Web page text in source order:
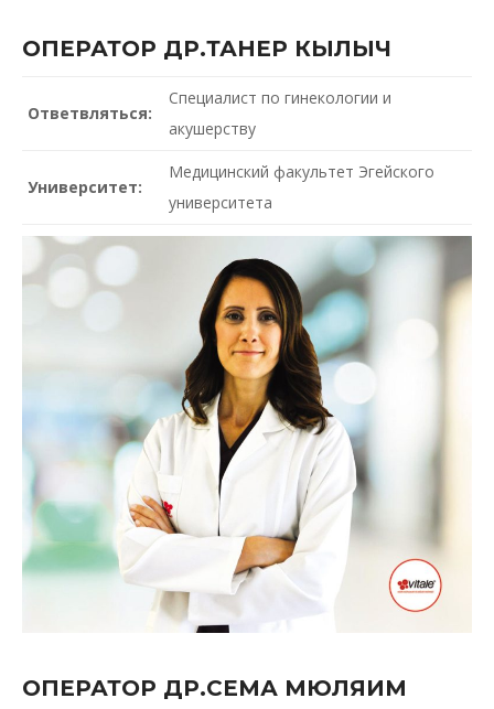
ОПЕРАТОР ДР.ТАНЕР КЫЛЫЧ
Ответвляться:
Специалист по гинекологии и
акушерству
Университет:
Медицинский факультет Эгейского
университета
ОПЕРАТОР ДР.СЕМА МЮЛЯИМ